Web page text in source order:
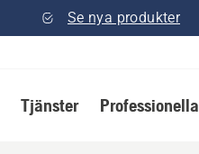
Se nya produkter
Tjänster Professionella